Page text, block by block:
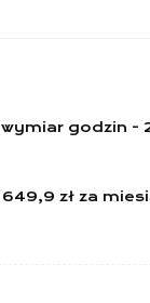
wymiar godzin -
zł za